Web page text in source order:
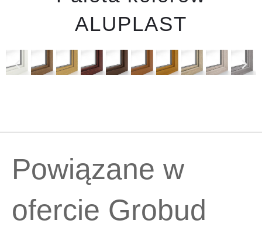
ALUPLAST
Powiązane w
ofercie Grobud